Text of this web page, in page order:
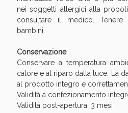
nei soggetti allergici alla
consultare il medico.
bambini.
Conservazione
Conservare a temperatura
calore e al riparo dalla luce. La
al prodotto integro e
Validità a confezionamento
Validità post-apertura: 3 mesi